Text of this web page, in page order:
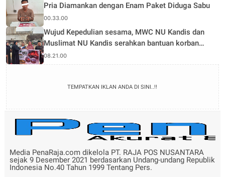
Pria Diamankan dengan Enam Paket Diduga Sabu
00.33.00
Wujud Kepedulian sesama, MWC NU Kandis dan
Muslimat NU Kandis serahkan bantuan korban
musibah kebakaran
08.21.00
TEMPATKAN IKLAN ANDA DI SINI..!!
Media PenaRaja.com dikelola PT. RAJA POS NUSANTARA
sejak 9 Desember 2021 berdasarkan Undang-undang Republik
Indonesia No.40 Tahun 1999 Tentang Pers.